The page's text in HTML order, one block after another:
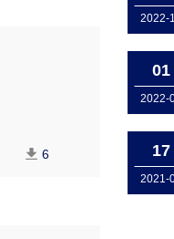
6
2022-
01
2022-
17
2021-